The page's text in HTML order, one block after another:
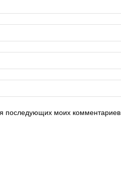
последующих моих комментариев.